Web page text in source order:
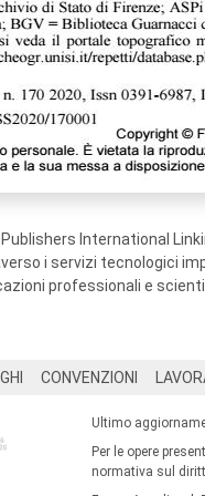
International
i servizi tecnologici
professionali e
CONVENZIONI
Ultimo
Per le opere
normativa sul